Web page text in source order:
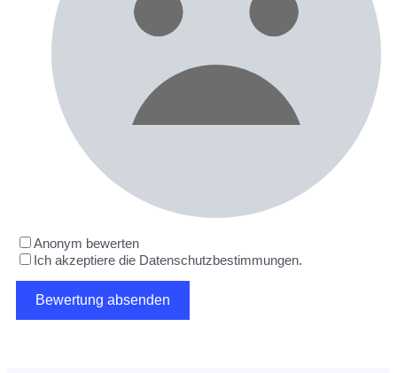
Anonym bewerten
Ich akzeptiere die Datenschutzbestimmungen.